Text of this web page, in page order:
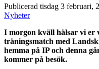
Publicerad tisdag 3 februari,
Nyheter
I morgon kväll hälsar vi er
träningsmatch med
hemma på IP och denna
kommer på besök.